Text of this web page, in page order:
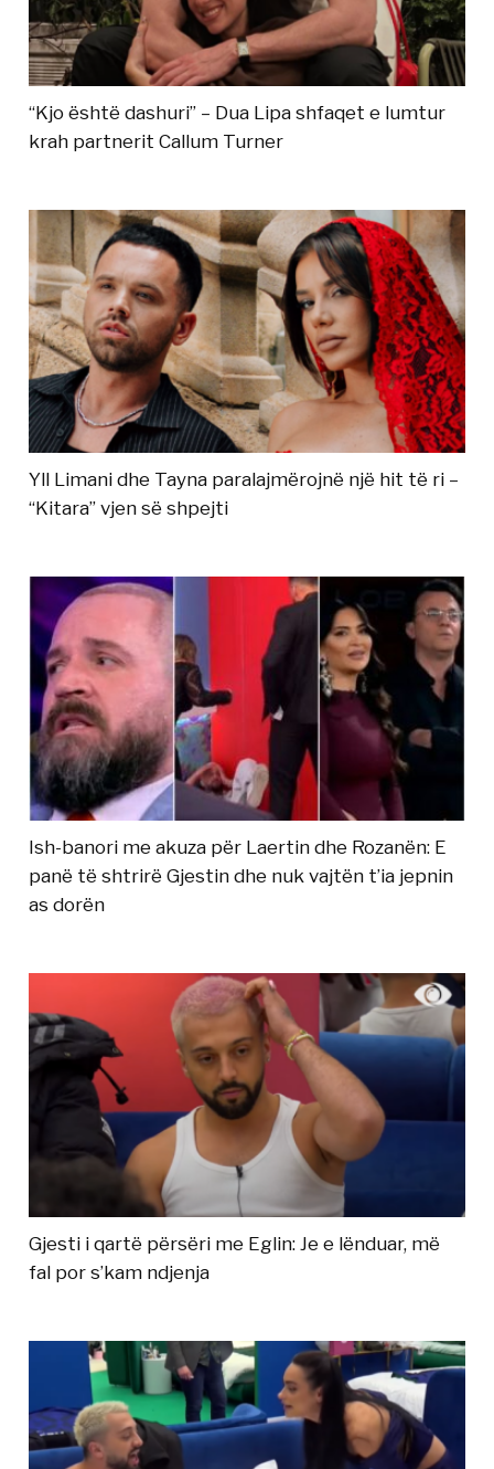
“Kjo është dashuri” – Dua Lipa shfaqet e lumtur
krah partnerit Callum Turner
Yll Limani dhe Tayna paralajmërojnë një hit të ri –
“Kitara” vjen së shpejti
Ish-banori me akuza për Laertin dhe Rozanën: E
panë të shtrirë Gjestin dhe nuk vajtën t’ia jepnin
as dorën
Gjesti i qartë përsëri me Eglin: Je e lënduar, më
fal por s’kam ndjenja